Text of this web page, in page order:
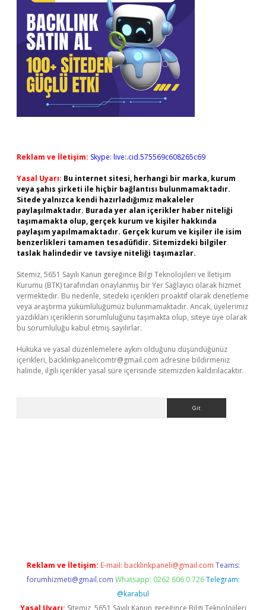
Reklam ve İletişim: Skype: live:.cid.575569c608265c69
Yasal Uyarı: Bu internet sitesi, herhangi bir marka, kurum
veya şahıs şirketi ile hiçbir bağlantısı bulunmamaktadır.
Sitede yalnızca kendi hazırladığımız makaleler
paylaşılmaktadır. Burada yer alan içerikler haber niteliği
taşımamakta olup, gerçek kurum ve kişiler hakkında
paylaşım yapılmamaktadır. Gerçek kurum ve kişiler ile isim
benzerlikleri tamamen tesadüfidir. Sitemizdeki bilgiler
taslak halindedir ve tavsiye niteliği taşımazlar.
Sitemiz, 5651 Sayılı Kanun gereğince Bilgi Teknolojileri ve İletişim
Kurumu (BTK) tarafından onaylanmış bir Yer Sağlayıcı olarak hizmet
vermektedir. Bu nedenle, sitedeki içerikleri proaktif olarak denetleme
veya araştırma yükümlülüğümüz bulunmamaktadır. Ancak, üyelerimiz
yazdıkları içeriklerin sorumluluğunu taşımakta olup, siteye üye olarak
bu sorumluluğu kabul etmiş sayılırlar.
Hukuka ve yasal düzenlemelere aykırı olduğunu düşündüğünüz
içerikleri, backlinkpanelicomtr@gmail.com adresine bildirmeniz
halinde, ilgili içerikler yasal süre içerisinde sitemizden kaldırılacaktır.
Reklam ve İletişim: E-mail: backlinkpaneli@gmail.com Teams:
forumhizmeti@gmail.com Whatsapp: 0262 606 0 726 Telegram:
@karabul
Yasal Uyarı: Sitemiz, 5651 Sayılı Kanun gereğince Bilgi Teknolojileri